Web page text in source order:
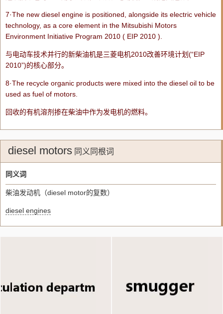
7·The new diesel engine is positioned, alongside its electric vehicle
technology, as a core element in the Mitsubishi Motors
Environment Initiative Program 2010 ( EIP 2010 ).
与电动车技术并行的新柴油机是三菱电机2010改善环境计划(“EIP
2010”)的核心部分。
8·The recycle organic products were mixed into the diesel oil to be
used as fuel of motors
回收的有机溶剂掺在柴油中作为发电机的燃料。
diesel motors 同义同根词
同义词
柴油发动机（diesel motor的复数）
diesel engines